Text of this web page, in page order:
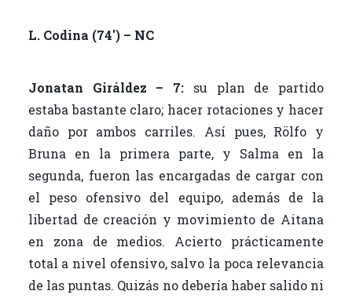
L. Codina (74′) – NC
Jonatan Giráldez – 7: su plan de partido
estaba bastante claro; hacer rotaciones y hacer
daño por ambos carriles. Así pues, Rölfo y
Bruna en la primera parte, y Salma en la
segunda, fueron las encargadas de cargar con
el peso ofensivo del equipo, además de la
libertad de creación y movimiento de Aitana
en zona de medios. Acierto prácticamente
total a nivel ofensivo, salvo la poca relevancia
de las puntas. Quizás no debería haber salido ni